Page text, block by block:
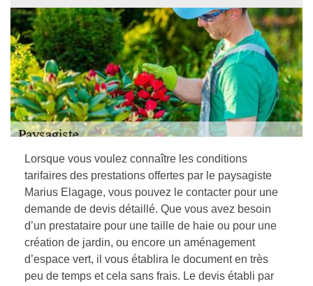
Lorsque vous voulez connaître les conditions
tarifaires des prestations offertes par le paysagiste
Marius Elagage, vous pouvez le contacter pour une
demande de devis détaillé. Que vous avez besoin
d’un prestataire pour une taille de haie ou pour une
création de jardin, ou encore un aménagement
d’espace vert, il vous établira le document en très
peu de temps et cela sans frais. Le devis établi par